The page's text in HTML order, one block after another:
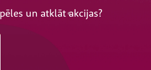
un atklāt akcijas?